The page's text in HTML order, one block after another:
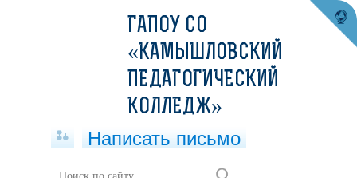
ГАПОУ СО
«КАМЫШЛОВСКИЙ
ПЕДАГОГИЧЕСКИЙ
КОЛЛЕДЖ»
Написать письмо